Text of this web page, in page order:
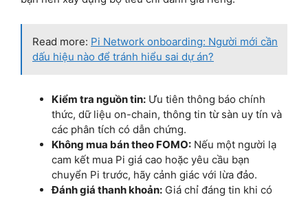
Read more: Pi Network onboarding: Người mới cần
dấu hiệu nào để tránh hiểu sai dự án?
Kiểm tra nguồn tin: Ưu tiên thông báo chính
thức, dữ liệu on-chain, thông tin từ sàn uy tín và
các phân tích có dẫn chứng.
Không mua bán theo FOMO: Nếu một người lạ
cam kết mua Pi giá cao hoặc yêu cầu bạn
chuyển Pi trước, hãy cảnh giác với lừa đảo.
Đánh giá thanh khoản: Giá chỉ đáng tin khi có